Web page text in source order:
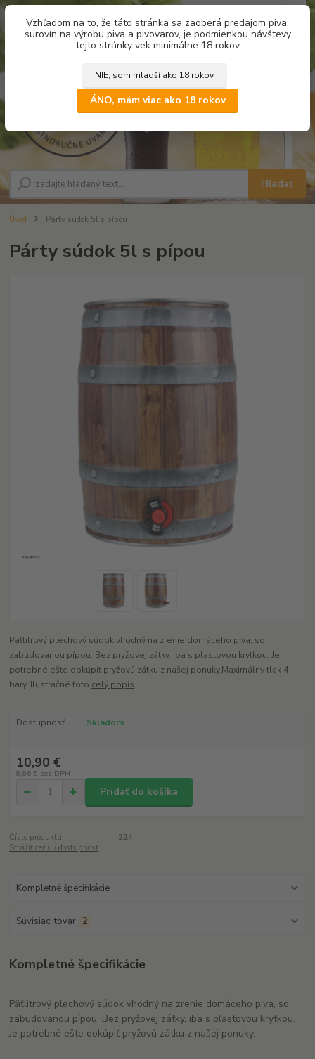
Vzhľadom na to, že táto stránka sa zaoberá predajom piva,
surovín na výrobu piva a pivovarov, je podmienkou návštevy
tejto stránky vek minimálne 18 rokov
NIE, som mladší ako 18 rokov
ÁNO, mám viac ako 18 rokov
Hľadať
za0,00 €
Úvod Párty súdok 5l s pípou
Párty súdok 5l s pípou
Päťlitrový plechový súdok vhodný na zrenie domáceho piva, so
zabudovanou pípou. Bez pryžovej zátky, iba s plastovou krytkou. Je
potrebné ešte dokúpiť pryžovú zátku z našej ponuky.Maximálny tlak 4
bary. Ilustračné foto celý popis
Dostupnosť Skladom
10,90 €
8,86 € bez DPH
Pridať do košíka
Číslo produktu:
224
Strážiť cenu / dostupnosť
Kompletné špecifikácie
Súvisiaci tovar 2
Kompletné špecifikácie
Päťlitrový plechový súdok vhodný na zrenie domáceho piva, so
zabudovanou pípou. Bez pryžovej zátky, iba s plastovou krytkou.
Je potrebné ešte dokúpiť pryžovú zátku z našej ponuky.